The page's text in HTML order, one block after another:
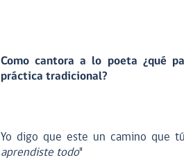
Como cantora a lo poeta ¿qué
práctica tradicional?
Yo digo que este un camino que
aprendiste todo"